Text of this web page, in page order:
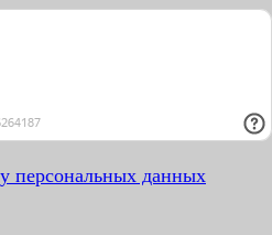
персональных данных